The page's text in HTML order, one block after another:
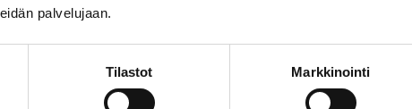
palvelujaan.
Tilastot Markkinointi